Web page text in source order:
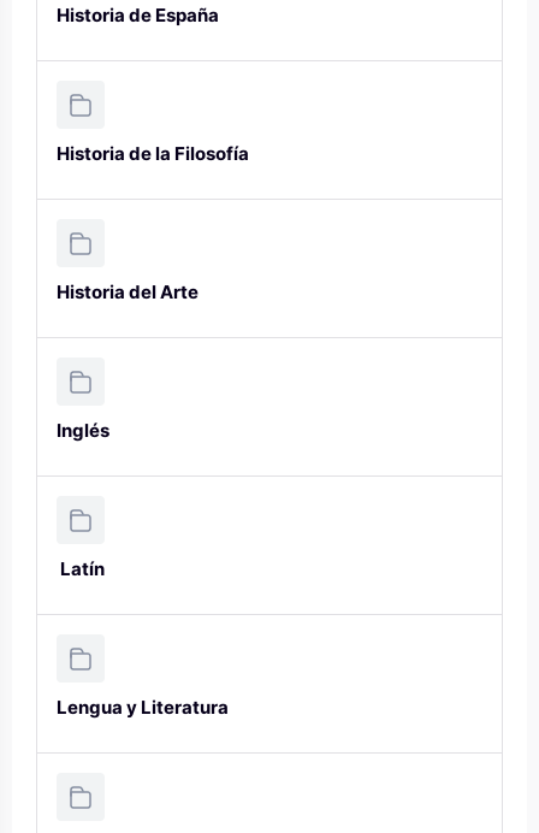
Historia de España
Historia de la Filosofía
Historia del Arte
Inglés
Latín
Lengua y Literatura